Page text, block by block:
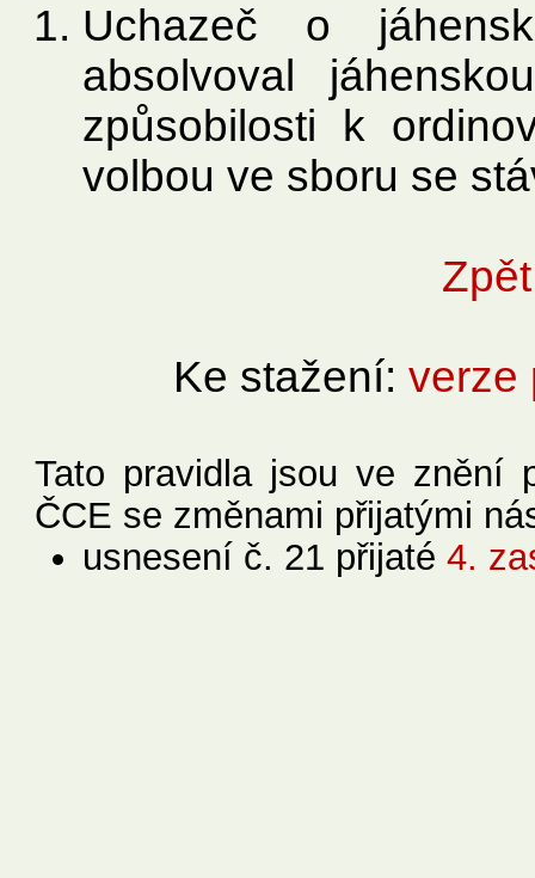
Uchazeč o
absolvoval
způsobilosti k
volbou ve sboru se
Ke stažení: verze
Tato pravidla jsou ve znění
ČCE se změnami přijatými
usnesení č. 21 přijaté4.